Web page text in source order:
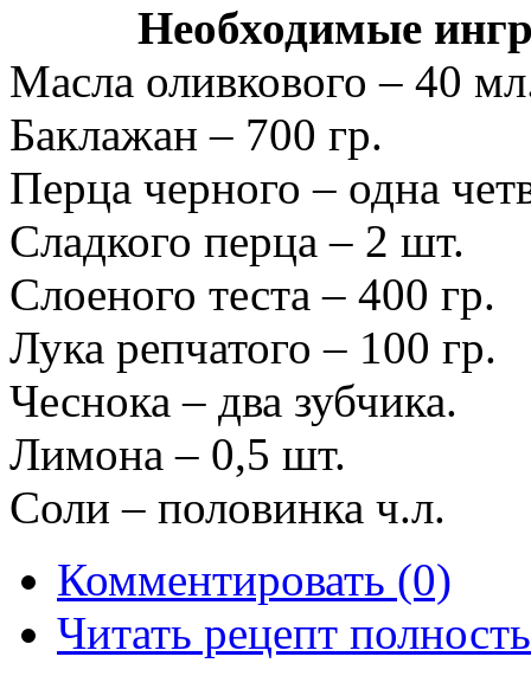
Необходимые
Масла оливкового – 40
Баклажан – 700 гр.
Перца черного – одна
Сладкого перца – 2 шт.
Слоеного теста – 400 гр.
Лука репчатого – 100 гр.
Чеснока – два зубчика.
Лимона – 0,5 шт.
Соли – половинка ч.л.
Комментировать (0)
Читать рецепт